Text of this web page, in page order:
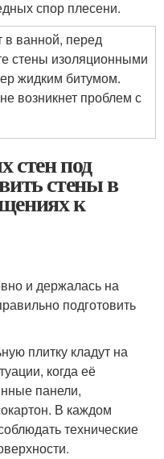
спор плесени.
ванной, перед
стены изоляционными
жидким битумом.
возникнет проблем с
стен под
стены в
к
и держалась на
подготовить
плитку кладут на
когда её
панели,
В каждом
технические